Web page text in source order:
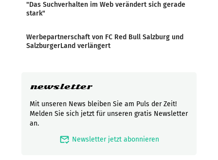
"Das Suchverhalten im Web verändert sich gerade
stark"
Werbepartnerschaft von FC Red Bull Salzburg und
SalzburgerLand verlängert
newsletter
Mit unseren News bleiben Sie am Puls der Zeit!
Melden Sie sich jetzt für unseren gratis Newsletter
an.
mark_email_read Newsletter jetzt abonnieren